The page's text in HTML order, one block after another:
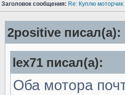
Заголовок сообщения: Re: Куплю моторчик
2positive писал(а):
lex71 писал(а):
Оба мотора